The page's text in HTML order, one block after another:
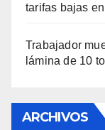
tarifas bajas
Trabajador
lámina de 10
ARCHIVOS